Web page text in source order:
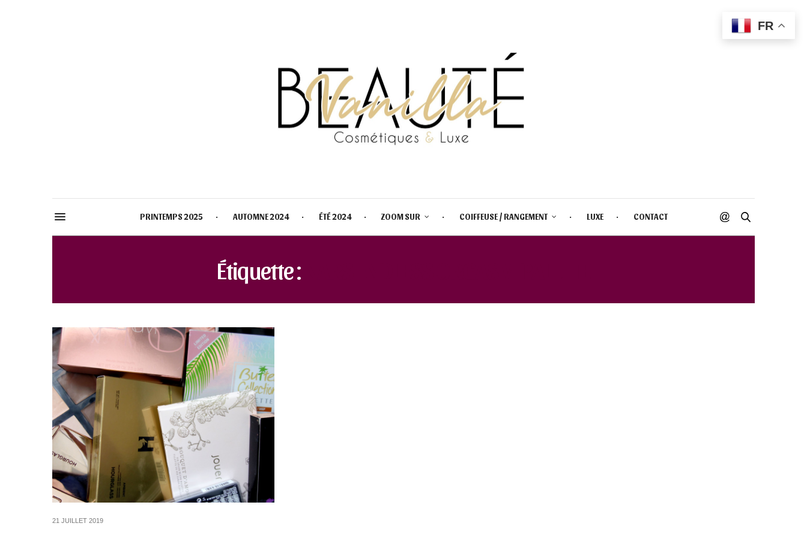
PRINTEMPS 2025 AUTOMNE 2024 ÉTÉ 2024 ZOOM SUR COIFFEUSE / RANGEMENT LUXE CONTACT
Étiquette :
21 JUILLET 2019
FR